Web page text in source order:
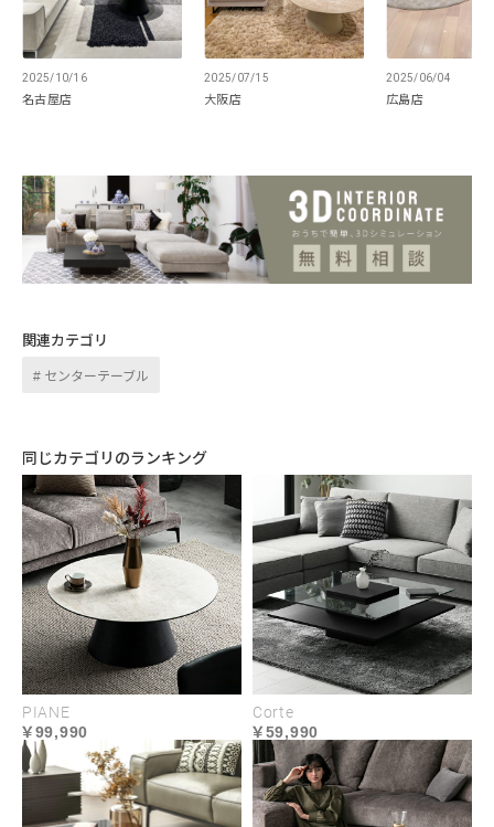
存在感と安定感のある
シングルレッグ
天然木突板が贅沢にあしらわれた重厚感漂うベー
ろぐことができます。また空間をより広々とした印
象にし、狭い部屋でもスッキリとした雰囲気を保つ
ことができます。
2025/10/16
名古屋店
2025/07/15
大阪店
2025/06/04
広島店
関連カテゴリ
センターテーブル
同じカテゴリのランキング
PIANE
99,990
Corte
59,990